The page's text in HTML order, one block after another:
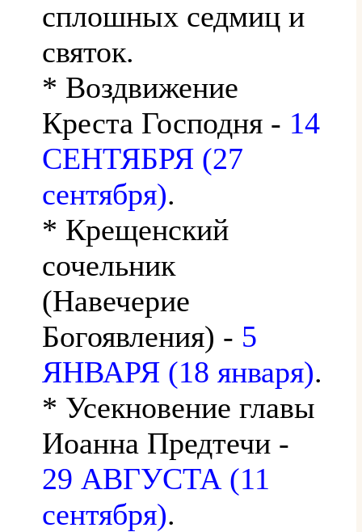
сплошных седмиц и
святок.
* Воздвижение
Креста Господня - 14
СЕНТЯБРЯ (27
сентября).
* Крещенский
сочельник
(Навечерие
Богоявления) - 5
ЯНВАРЯ (18 января).
* Усекновение главы
Иоанна Предтечи -
29 АВГУСТА (11
сентября).